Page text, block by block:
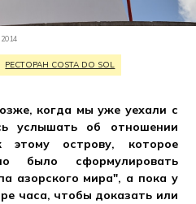
РЕСТОРАН COSTA DO SOL
когда мы уже уехали с
услышать об отношении
этому острову, которое
было сформулировать
азорского мира", а пока у
часа, чтобы доказать или